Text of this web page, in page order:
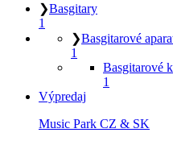
❯Basgitary
1
❯Basgitarové
1
Basgitarové
1
Výpredaj
Music Park CZ & SK